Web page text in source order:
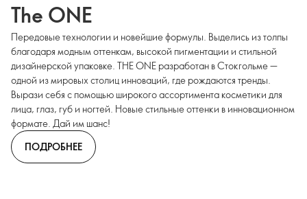
The ONE
Передовые технологии и новейшие формулы. Выделись из толпы
благодаря модным оттенкам, высокой пигментации и стильной
дизайнерской упаковке. THE ONE разработан в Стокгольме —
одной из мировых столиц инноваций, где рождаются тренды.
Вырази себя с помощью широкого ассортимента косметики для
лица, глаз, губ и ногтей. Новые стильные оттенки в инновационном
формате. Дай им шанс!
ПОДРОБНЕЕ